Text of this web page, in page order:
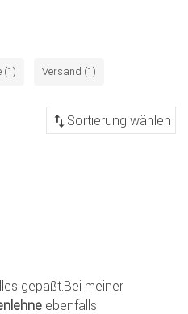
(1) Versand (1)
gepaßt.Bei meiner
ebenfalls